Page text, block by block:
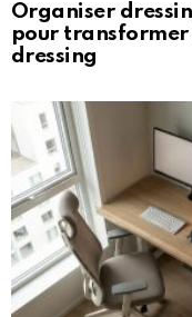
Organiser
pour transformer
dressing